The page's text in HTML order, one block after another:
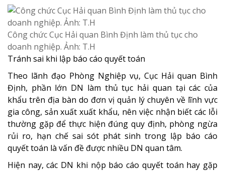
Công chức Cục Hải quan Bình Định làm thủ tục cho
doanh nghiệp. Ảnh: T.H
Tránh sai khi lập báo cáo quyết toán
Theo lãnh đạo Phòng Nghiệp vụ, Cục Hải quan Bình
Định, phần lớn DN làm thủ tục hải quan tại các của
khẩu trên địa bàn do đơn vị quản lý chuyên về lĩnh vực
gia công, sản xuất xuất khẩu, nên việc nhận biết các lỗi
thường gặp để thực hiện đúng quy định, phòng ngừa
rủi ro, hạn chế sai sót phát sinh trong lập báo cáo
quyết toán là vấn đề được nhiều DN quan tâm.
Hiện nay, các DN khi nộp báo cáo quyết toán hay gặp